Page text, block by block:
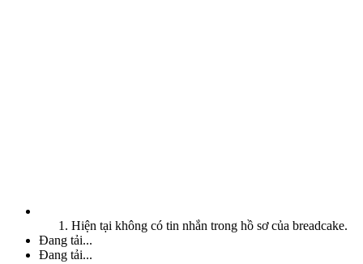
Hiện tại không có tin nhắn trong hồ sơ của breadcake.
Đang tải...
Đang tải...